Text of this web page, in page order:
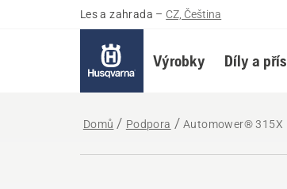
Les a zahrada – CZ, Čeština
Výrobky Díly a
Domů Podpora Automower® 315X